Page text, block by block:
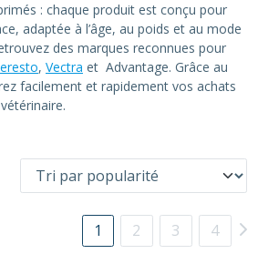
: chaque produit est conçu pour
adaptée à l’âge, au poids et au mode
des marques reconnues pour
, Vectra et Advantage. Grâce au
facilement et rapidement vos achats
1 2 3 4